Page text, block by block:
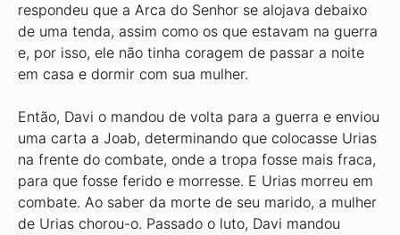
respondeu que a Arca do Senhor se alojava debaixo
de uma tenda, assim como os que estavam na guerra
e, por isso, ele não tinha coragem de passar a noite
em casa e dormir com sua mulher.
Então, Davi o mandou de volta para a guerra e enviou
uma carta a Joab, determinando que colocasse Urias
na frente do combate, onde a tropa fosse mais fraca,
para que fosse ferido e morresse. E Urias morreu em
combate. Ao saber da morte de seu marido, a mulher
de Urias chorou-o. Passado o luto, Davi mandou